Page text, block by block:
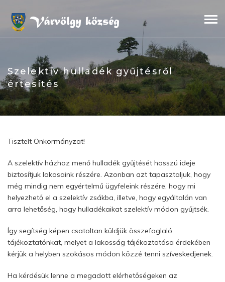
content
Szelektív hulladék gyűjtésről
értesítés
Tisztelt Önkormányzat!
A szelektív házhoz menő hulladék gyűjtését hosszú ideje
biztosítjuk lakosaink részére. Azonban azt tapasztaljuk, hogy
még mindig nem egyértelmű ügyfeleink részére, hogy mi
helyezhető el a szelektív zsákba, illetve, hogy egyáltalán van
arra lehetőség, hogy hulladékaikat szelektív módon gyűjtsék.
Így segítség képen csatoltan küldjük összefoglaló
tájékoztatónkat, melyet a lakosság tájékoztatása érdekében
kérjük a helyben szokásos módon közzé tenni szíveskedjenek.
Ha kérdésük lenne a megadott elérhetőségeken az